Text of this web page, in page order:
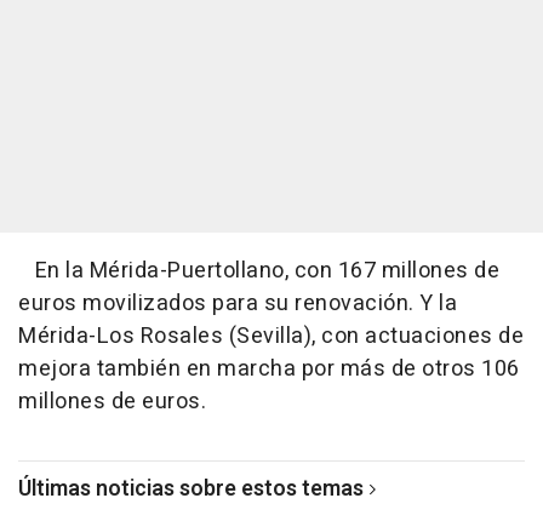
En la Mérida-Puertollano, con 167 millones de
euros movilizados para su renovación. Y la
Mérida-Los Rosales (Sevilla), con actuaciones de
mejora también en marcha por más de otros 106
millones de euros.
Últimas noticias sobre estos temas